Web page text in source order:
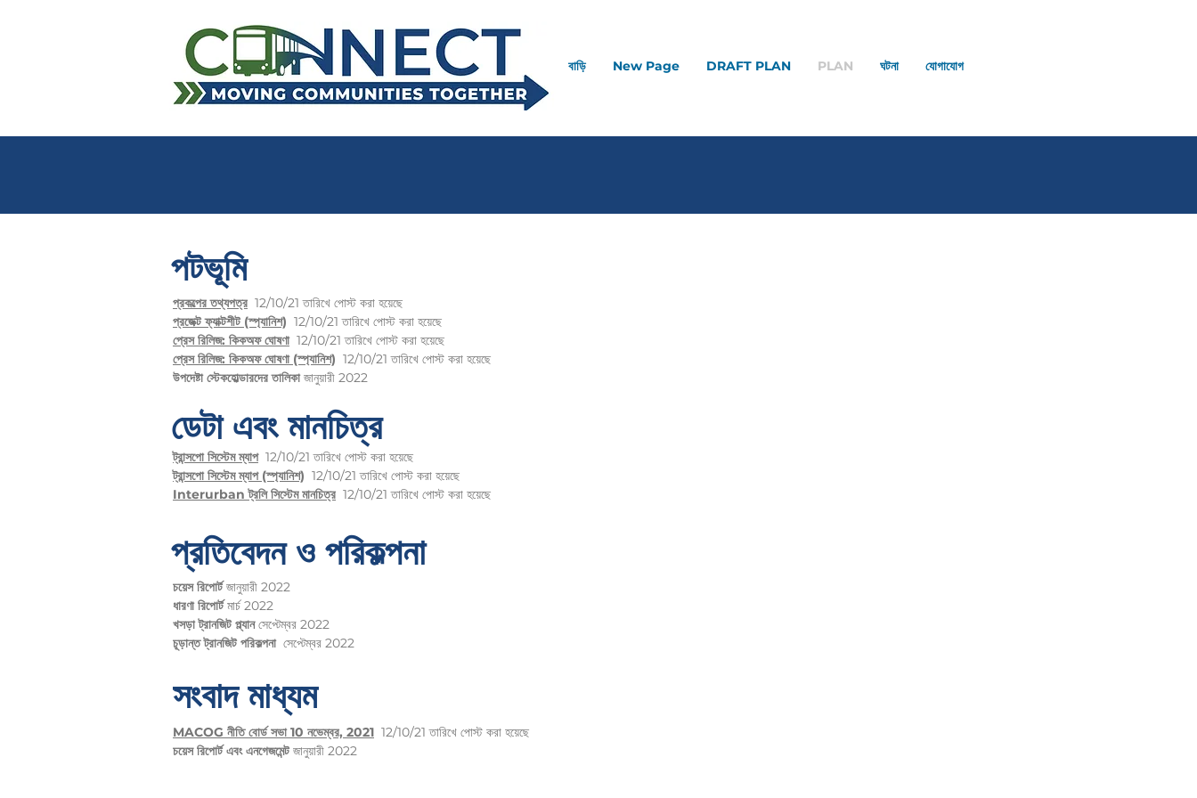
বাড়ি New Page DRAFT PLAN PLAN ঘটনা যোগাযোগ
পটভূমি
প্রকল্পের তথ্যপত্র 12/10/21 তারিখে পোস্ট করা হয়েছে
প্রজেক্ট ফ্যাক্টশীট (স্প্যানিশ) 12/10/21 তারিখে পোস্ট করা হয়েছে
প্রেস রিলিজ: কিকঅফ ঘোষণা 12/10/21 তারিখে পোস্ট করা হয়েছে
প্রেস রিলিজ: কিকঅফ ঘোষণা (স্প্যানিশ) 12/10/21 তারিখে পোস্ট করা হয়েছে
উপদেষ্টা স্টেকহোল্ডারদের তালিকাজানুয়ারী 2022
ডেটা এবং মানচিত্র
ট্রান্সপো সিস্টেম ম্যাপ 12/10/21 তারিখে পোস্ট করা হয়েছে
ট্রান্সপো সিস্টেম ম্যাপ (স্প্যানিশ) 12/10/21 তারিখে পোস্ট করা হয়েছে
Interurban ট্রলি সিস্টেম মানচিত্র 12/10/21 তারিখে পোস্ট করা হয়েছে
প্রতিবেদন ও পরিকল্পনা
চয়েস রিপোর্টজানুয়ারী 2022
ধারণা রিপোর্টমার্চ 2022
খসড়া ট্রানজিট প্ল্যানসেপ্টেম্বর 2022
চূড়ান্ত ট্রানজিট পরিকল্পনা সেপ্টেম্বর 2022
সংবাদ মাধ্যম
MACOG নীতি বোর্ড সভা 10 নভেম্বর, 2021 12/10/21 তারিখে পোস্ট করা হয়েছে
চয়েস রিপোর্ট এবং এনগেজমেন্ট জানুয়ারী 2022